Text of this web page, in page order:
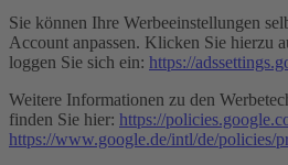
Sie können Ihre Werbeeinstellungen
Account anpassen. Klicken Sie hierzu
loggen Sie sich ein: https://
Weitere Informationen zu den
finden Sie hier: https://
https://www.google.de/intl/de/policies/